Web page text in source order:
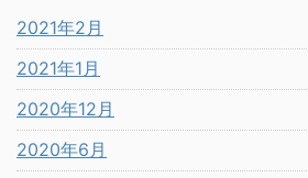
2021年2月
2021年1月
2020年12月
2020年6月